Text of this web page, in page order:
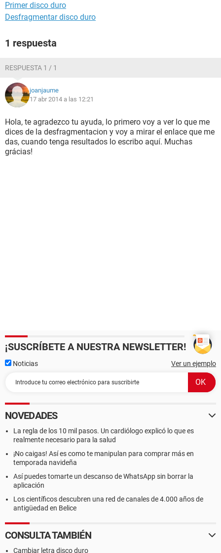
Primer disco duro
Desfragmentar disco duro
1 respuesta
RESPUESTA 1 / 1
joanjaume
17 abr 2014 a las 12:21
Hola, te agradezco tu ayuda, lo primero voy a ver lo que me
dices de la desfragmentacion y voy a mirar el enlace que me
das, cuando tenga resultados lo escribo aquí. Muchas
grácias!
¡SUSCRÍBETE A NUESTRA NEWSLETTER!
Noticias Ver un ejemplo
NOVEDADES
La regla de los 10 mil pasos. Un cardiólogo explicó lo que es
realmente necesario para la salud
¡No caigas! Así es como te manipulan para comprar más en
temporada navideña
Así puedes tomarte un descanso de WhatsApp sin borrar la
aplicación
Los científicos descubren una red de canales de 4.000 años de
antigüedad en Belice
CONSULTA TAMBIÉN
Cambiar letra disco duro